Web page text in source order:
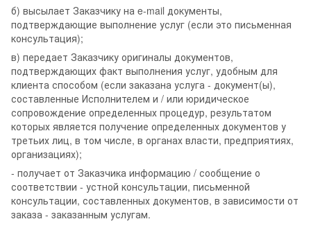
б) высылает Заказчику на e-mail документы,
подтверждающие выполнение услуг (если это письменная
консультация);
в) передает Заказчику оригиналы документов,
подтверждающих факт выполнения услуг, удобным для
клиента способом (если заказана услуга - документ(ы),
составленные Исполнителем и / или юридическое
сопровождение определенных процедур, результатом
которых является получение определенных документов у
третьих лиц, в том числе, в органах власти, предприятиях,
организациях);
- получает от Заказчика информацию / сообщение о
соответствии - устной консультации, письменной
консультации, составленных документов, в зависимости от
заказа - заказанным услугам.